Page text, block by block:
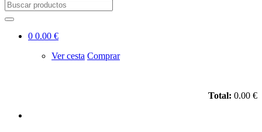
0 0.00 €
Ver cesta Comprar
Total: 0.00 €